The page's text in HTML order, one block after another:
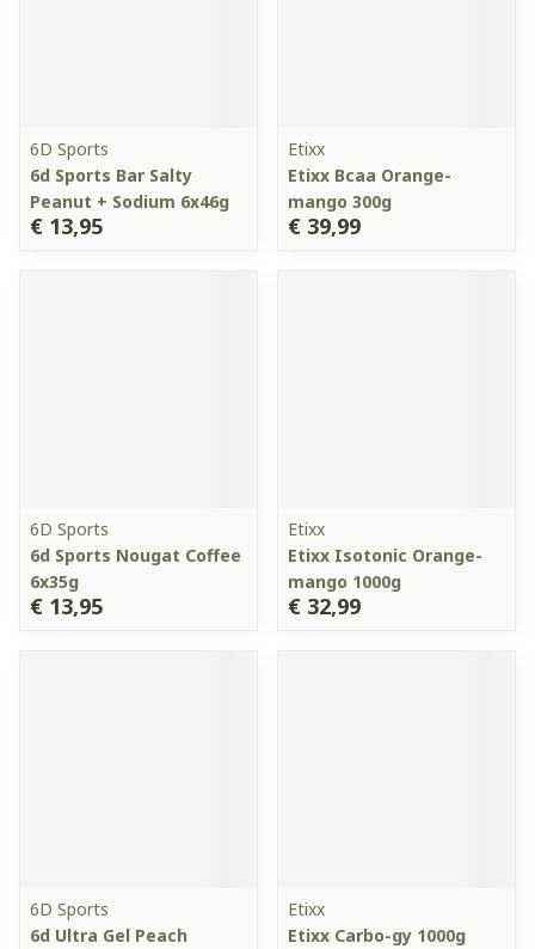
6D Sports
6d Sports Bar Salty
Peanut + Sodium 6x46g
€ 13,95
Etixx
Etixx Bcaa Orange-
mango 300g
€ 39,99
6D Sports
6d Sports Nougat Coffee
6x35g
€ 13,95
Etixx
Etixx Isotonic Orange-
mango 1000g
€ 32,99
6D Sports
6d Ultra Gel Peach
Etixx
Etixx Carbo-gy 1000g